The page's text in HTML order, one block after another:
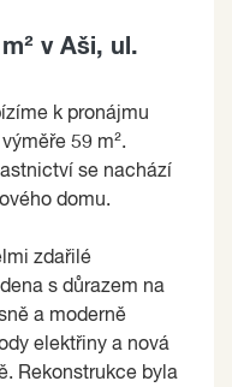
v Aši, ul.
k pronájmu
59 m².
se nachází
domu.
zdařilé
s důrazem na
a moderně
elektřiny a nová
Rekonstrukce byla